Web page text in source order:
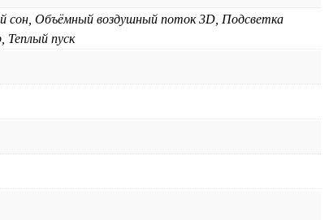
сон, Объёмный воздушный поток 3D, Подсветка
Теплый пуск